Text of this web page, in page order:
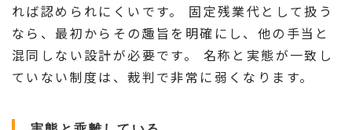
れば認められにくいです。 固定残業代として扱う
なら、最初からその趣旨を明確にし、他の手当と
混同しない設計が必要です。 名称と実態が一致し
ていない制度は、裁判で非常に弱くなります。